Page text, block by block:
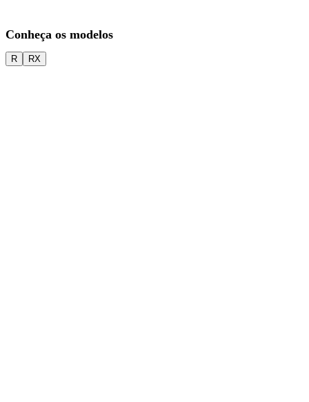
Conheça os modelos
R RX